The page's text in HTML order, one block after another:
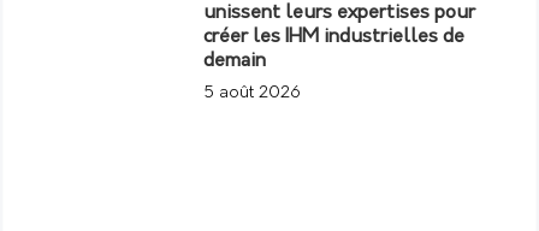
unissent leurs expertises pour
créer les IHM industrielles de
demain
5 août 2026